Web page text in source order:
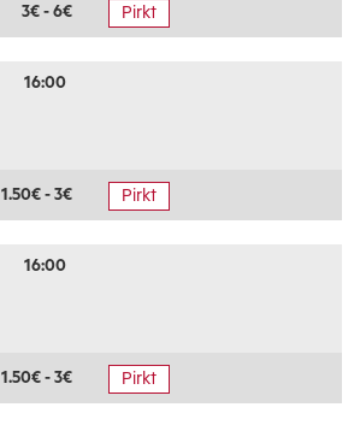
3€ - 6€ Pirkt
16:00
1.50€ - 3€ Pirkt
16:00
1.50€ - 3€ Pirkt